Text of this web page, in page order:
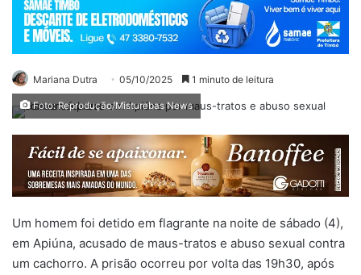
Mariana Dutra 05/10/2025 1 minuto de leitura
Foto: Reprodução/Misturebas News
Um homem foi detido em flagrante na noite de sábado (4),
em Apiúna, acusado de maus-tratos e abuso sexual contra
um cachorro. A prisão ocorreu por volta das 19h30, após